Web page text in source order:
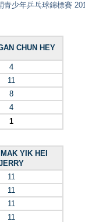
青少年乒乓球錦標賽
CHUN HEY
4
11
8
4
1
YIK HEI
11
11
11
11